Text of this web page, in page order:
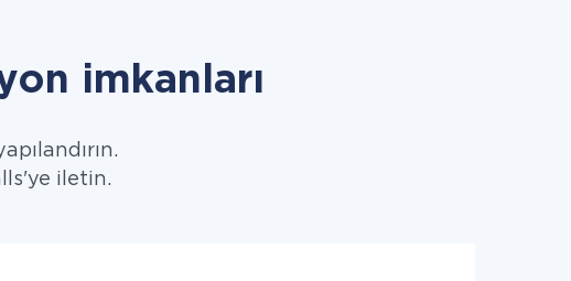
imkanları
iletin.